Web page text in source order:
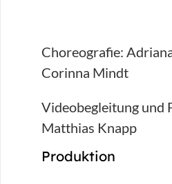
Choreografie:
Corinna Mindt
Videobegleitung und
Matthias Knapp
Produktion